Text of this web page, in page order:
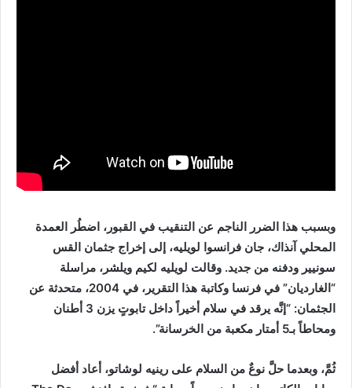
وبسبب هذا الضرر الناجم عن التنقيب في القبور، اضطُر العمدة
المحلي آنذاك، جان فرانسوا لويليه، إلى إخراج جثمان القس
سونيير ودفنه من جديد. وقالت لويليه لكيم ويلشر، مراسلة
“الغارديان” في فرنسا وكاتبة هذا التقرير، في 2004، متحدثة عن
الجثمان: “إنَّه يرقد في سلام أخيراً داخل تابوتٍ يزن 3 أطنان
ومحاطاً بـ5 أمتار مكعبة من الخرسانة”.
ثُمَّ، وبعدما حلَّ نوعٌ من السلام على رينيه لوشاتو، أعاد أفضل